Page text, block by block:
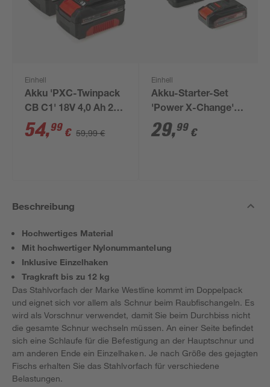
Einhell
Akku 'PXC-Twinpack
CB C1' 18V 4,0 Ah 2
Stück
54,99 € 59,99 €
Einhell
Akku-Starter-Set
'Power X-Change'
Ladegerät und Akku
18 V 2,5 Ah
29,99 €
Beschreibung
Hochwertiges Material
Mit hochwertiger Nylonummantelung
Inklusive Einzelhaken
Tragkraft bis zu 12 kg
Das Stahlvorfach der Marke Westline kommt im Doppelpack
und eignet sich vor allem als Schnur beim Raubfischangeln. Es
wird als Vorschnur verwendet, damit Sie beim Durchbiss nicht
die gesamte Schnur wechseln müssen. An einer Seite befindet
sich eine Schlaufe für die Befestigung an der Hauptschnur und
am anderen Ende ein Einzelhaken. Je nach Größe des gejagten
Fischs erhalten Sie das Stahlvorfach für verschiedene
Belastungen.